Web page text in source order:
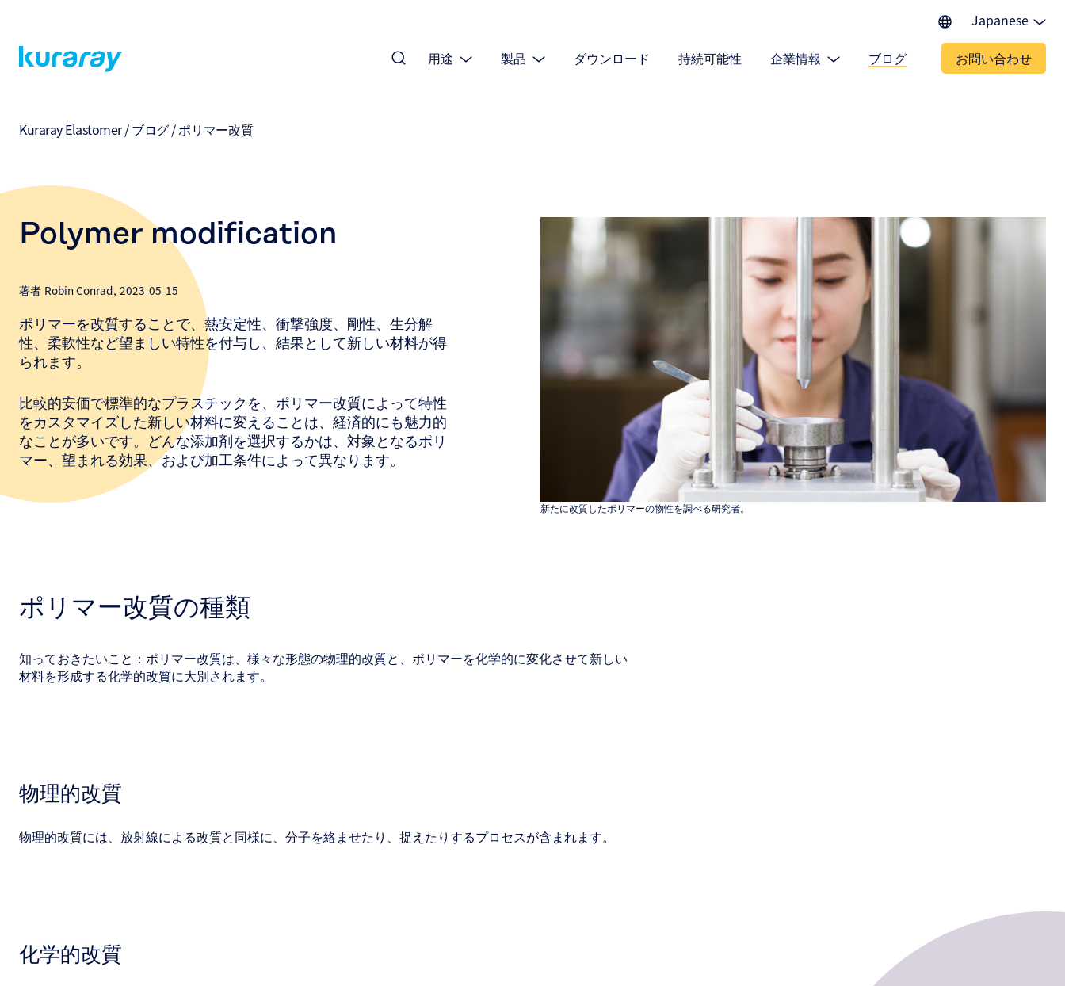
English (EU)
English (IN)
Japanese
用途 製品 ダウンロード 持続可能性 企業情報 ブログ お問い合わせ
Kuraray Elastomer/ブログ/ポリマー改質
Polymer modification
著者 Robin Conrad 2023-05-15
ポリマーを改質することで、熱安定性、衝撃強度、剛性、生分解
性、柔軟性など望ましい特性を付与し、結果として新しい材料が得
られます。
比較的安価で標準的なプラスチックを、ポリマー改質によって特性
をカスタマイズした新しい材料に変えることは、経済的にも魅力的
なことが多いです。どんな添加剤を選択するかは、対象となるポリ
マー、望まれる効果、および加工条件によって異なります。
新たに改質したポリマーの物性を調べる研究者。
ポリマー改質の種類
知っておきたいこと：ポリマー改質は、様々な形態の物理的改質と、ポリマーを化学的に変化させて新しい
材料を形成する化学的改質に大別されます。
物理的改質
物理的改質には、放射線による改質と同様に、分子を絡ませたり、捉えたりするプロセスが含まれます。
化学的改質